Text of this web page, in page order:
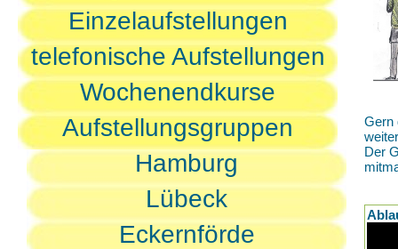
Einzelaufstellungen
telefonische Aufstellungen
Wochenendkurse
Aufstellungsgruppen
Hamburg
Lübeck
Eckernförde
Gern
Der